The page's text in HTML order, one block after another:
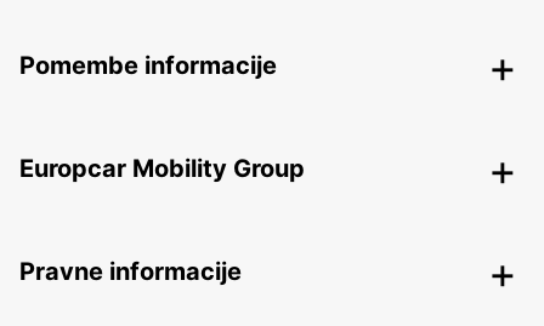
Pomembe informacije
Europcar Mobility Group
Pravne informacije